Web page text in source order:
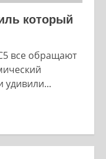
который
все обращают
удивили...